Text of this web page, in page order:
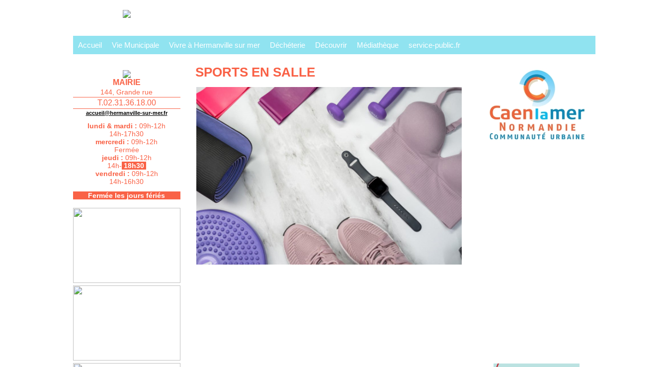
Accueil Vie Municipale Vivre à Hermanville sur mer Déchéterie Découvrir Médiathèque service-public.fr
MAIRIE
144, Grande rue
T.02.31.36.18.00
accueil@hermanville-sur-mer.fr
lundi & mardi : 09h-12h
14h-17h30
mercredi : 09h-12h
Fermée
jeudi : 09h-12h
14h- 18h30
vendredi : 09h-12h
14h-16h30
Fermée les jours fériés
SPORTS EN SALLE